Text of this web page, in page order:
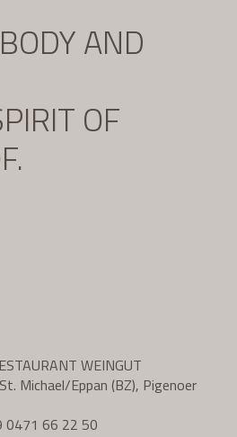
AND
OF
WEINGUT
Michael/Eppan (BZ), Pigenoer
0471 66 22 50